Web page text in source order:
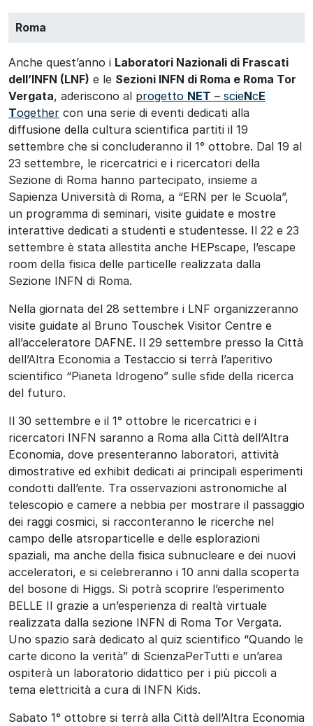
Roma
Anche quest’anno i Laboratori Nazionali di Frascati
dell’INFN (LNF) e le Sezioni INFN di Roma e Roma Tor
Vergata, aderiscono al progetto NET – scieNcE
Together con una serie di eventi dedicati alla
diffusione della cultura scientifica partiti il 19
settembre che si concluderanno il 1° ottobre. Dal 19 al
23 settembre, le ricercatrici e i ricercatori della
Sezione di Roma hanno partecipato, insieme a
Sapienza Università di Roma, a “ERN per le Scuola”,
un programma di seminari, visite guidate e mostre
interattive dedicati a studenti e studentesse. Il 22 e 23
settembre è stata allestita anche HEPscape, l’escape
room della fisica delle particelle realizzata dalla
Sezione INFN di Roma.
Nella giornata del 28 settembre i LNF organizzeranno
visite guidate al Bruno Touschek Visitor Centre e
all’acceleratore DAFNE. Il 29 settembre presso la Città
dell’Altra Economia a Testaccio si terrà l’aperitivo
scientifico “Pianeta Idrogeno” sulle sfide della ricerca
del futuro.
Il 30 settembre e il 1° ottobre le ricercatrici e i
ricercatori INFN saranno a Roma alla Città dell’Altra
Economia, dove presenteranno laboratori, attività
dimostrative ed exhibit dedicati ai principali esperimenti
condotti dall’ente. Tra osservazioni astronomiche al
telescopio e camere a nebbia per mostrare il passaggio
dei raggi cosmici, si racconteranno le ricerche nel
campo delle atsroparticelle e delle esplorazioni
spaziali, ma anche della fisica subnucleare e dei nuovi
acceleratori, e si celebreranno i 10 anni dalla scoperta
del bosone di Higgs. Si potrà scoprire l’esperimento
BELLE II grazie a un’esperienza di realtà virtuale
realizzata dalla sezione INFN di Roma Tor Vergata.
Uno spazio sarà dedicato al quiz scientifico “Quando le
carte dicono la verità” di ScienzaPerTutti e un’area
ospiterà un laboratorio didattico per i più piccoli a
tema elettricità a cura di INFN Kids.
Sabato 1° ottobre si terrà alla Città dell’Altra Economia